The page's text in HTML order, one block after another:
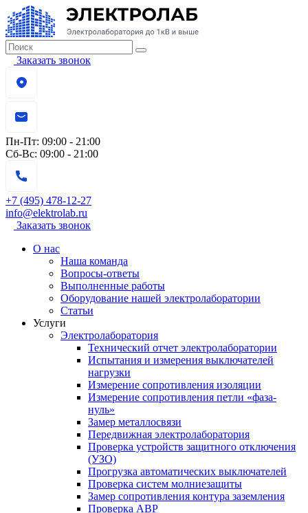
Заказать звонок
Пн-Пт: 09:00 - 21:00
Сб-Вс: 09:00 - 21:00
+7 (495) 478-12-27
info@elektrolab.ru
Заказать звонок
О нас
Наша команда
Вопросы-ответы
Выполненные работы
Оборудование нашей электролаборатории
Статьи
Услуги
Электролаборатория
Технический отчет электролаборатории
Испытания и измерения выключателей
нагрузки
Измерение сопротивления изоляции
Измерение сопротивления петли «фаза-
нуль»
Замер металлосвязи
Передвижная электролаборатория
Проверка устройств защитного отключения
(УЗО)
Прогрузка автоматических выключателей
Проверка систем молниезащиты
Замер сопротивления контура заземления
Проверка АВР